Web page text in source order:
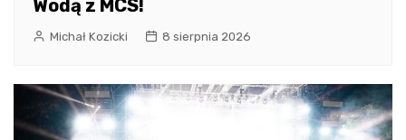
Wodą z MCS!
Michał Kozicki 8 sierpnia 2026